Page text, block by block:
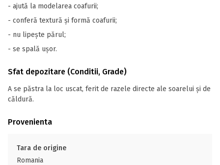
- ajută la modelarea coafurii;
- conferă textură și formă coafurii;
- nu lipește părul;
- se spală ușor.
Sfat depozitare (Conditii, Grade)
A se păstra la loc uscat, ferit de razele directe ale soarelui și de
căldură.
Provenienta
Tara de origine
Romania